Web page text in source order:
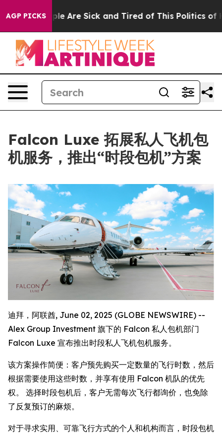
AGP PICKS
“People Are Sick and Tired of This Politics of
Falcon Luxe 拓展私人飞机包
机服务，推出“时段包机”方案
迪拜，阿联酋, June 02, 2025 (GLOBE NEWSWIRE) --
Alex Group Investment 旗下的 Falcon 私人包机部门
Falcon Luxe 宣布推出时段私人飞机包机服务。
该方案操作简便：客户预先购买一定数量的飞行时数，然后
根据需要使用这些时数，并享有使用 Falcon 机队的优先
权。 选择时段包机后，客户无需每次飞行都询价，也免除
了反复预订的麻烦。
对于寻求实用、可靠飞行方式的个人和机构而言，时段包机